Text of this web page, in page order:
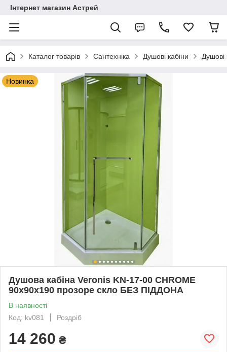
Інтернет магазин Астрей
Каталог товарів Сантехніка Душові кабіни Душові
Новинка
Душова кабіна Veronis KN-17-00 CHROME
90х90х190 прозоре скло БЕЗ ПІДДОНА
В наявності
Код: kv081
Роздріб
14 260 ₴